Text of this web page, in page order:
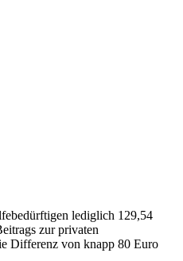
lediglich 129,54
zur privaten
Differenz von knapp 80 Euro